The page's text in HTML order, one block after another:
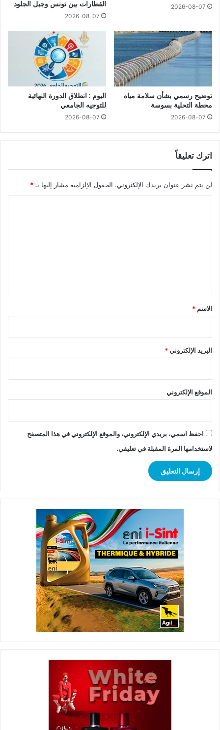
2026-08-07 القطارات بين تونس وجبل الجلود
2026-08-07
توضيح رسمي بشأن سلامة مياه
محطة التحلية بسوسة
2026-08-07
اليوم : انطلاق الدورة النهائية
للتوجيه الجامعي
2026-08-07
اترك تعليقاً
لن يتم نشر عنوان بريدك الإلكتروني. الحقول الإلزامية مشار إليها بـ *
*
الاسم *
البريد الإلكتروني*
الموقع الإلكتروني
احفظ اسمي، بريدي الإلكتروني، والموقع الإلكتروني في هذا المتصفح
لاستخدامها المرة المقبلة في تعليقي.